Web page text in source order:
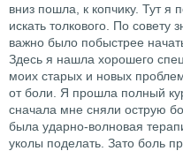
вниз пошла, к копчику. Тут я
искать толкового. По совету
важно было побыстрее
Здесь я нашла хорошего
моих старых и новых
от боли. Я прошла полный
сначала мне сняли острую
была ударно-волновая
уколы поделать. Зато боль